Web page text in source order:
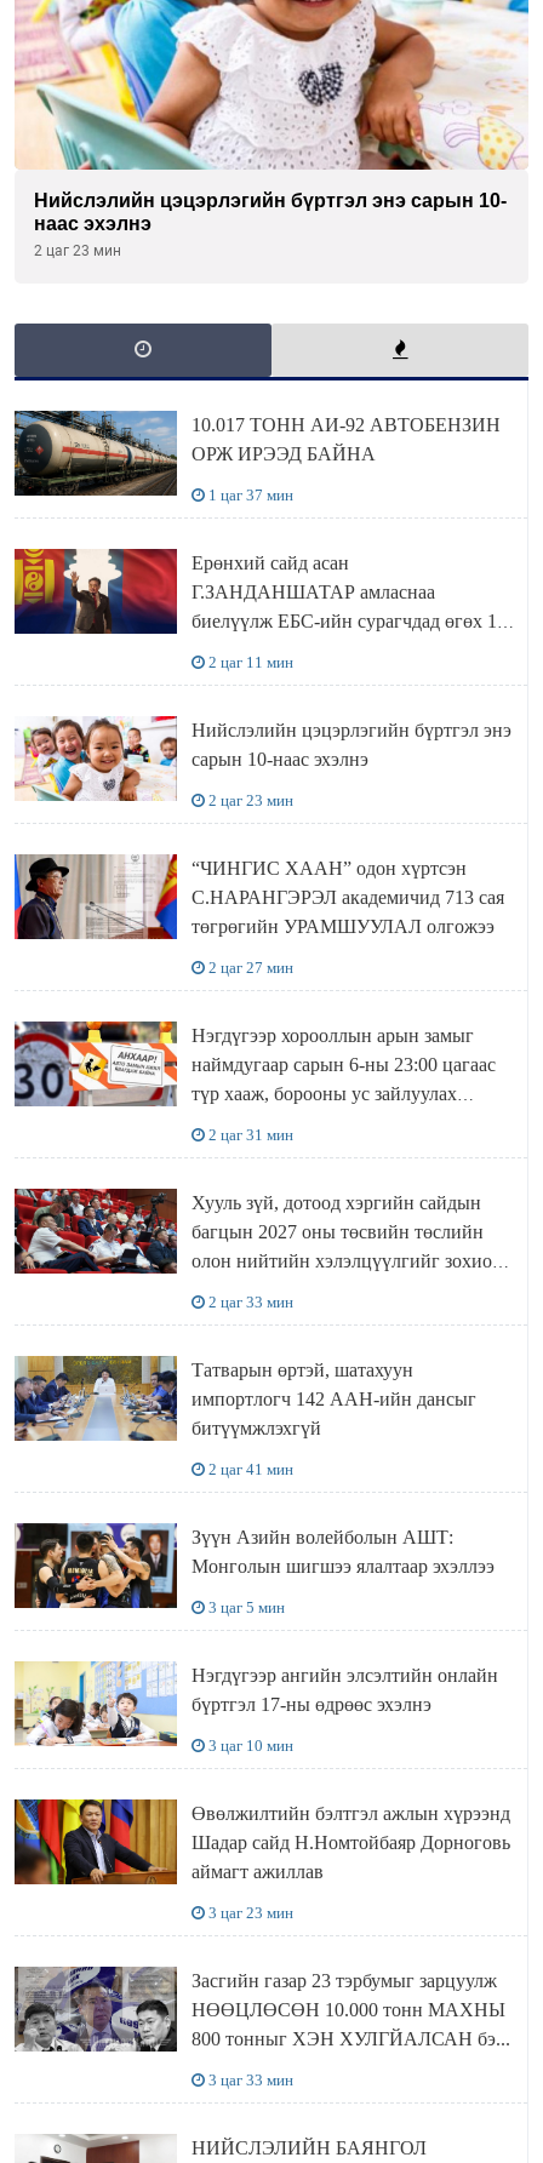
Нийслэлийн цэцэрлэгийн бүртгэл энэ сарын 10-
наас эхэлнэ
2 цаг 23 мин
10.017 ТОНН АИ-92 АВТОБЕНЗИН
ОРЖ ИРЭЭД БАЙНА
1 цаг 37 мин
Ерөнхий сайд асан
Г.ЗАНДАНШАТАР амласнаа
биелүүлж ЕБС-ийн сурагчдад өгөх 10.
2 цаг 11 мин
Нийслэлийн цэцэрлэгийн бүртгэл энэ
сарын 10-наас эхэлнэ
2 цаг 23 мин
“ЧИНГИС ХААН” одон хүртсэн
С.НАРАНГЭРЭЛ академичид 713 сая
төгрөгийн УРАМШУУЛАЛ олгожээ
2 цаг 27 мин
Нэгдүгээр хорооллын арын замыг
наймдугаар сарын 6-ны 23:00 цагаас
түр хааж, борооны ус зайлуулах
2 цаг 31 мин
Хууль зүй, дотоод хэргийн сайдын
багцын 2027 оны төсвийн төслийн
олон нийтийн хэлэлцүүлгийг зохион
2 цаг 33 мин
Татварын өртэй, шатахуун
импортлогч 142 ААН-ийн дансыг
битүүмжлэхгүй
2 цаг 41 мин
Зүүн Азийн волейболын АШТ:
Монголын шигшээ ялалтаар эхэллээ
3 цаг 5 мин
Нэгдүгээр ангийн элсэлтийн онлайн
бүртгэл 17-ны өдрөөс эхэлнэ
3 цаг 10 мин
Өвөлжилтийн бэлтгэл ажлын хүрээнд
Шадар сайд Н.Номтойбаяр Дорноговь
аймагт ажиллав
3 цаг 23 мин
Засгийн газар 23 тэрбумыг зарцуулж
НӨӨЦЛӨСӨН 10.000 тонн МАХНЫ
800 тонныг ХЭН ХУЛГЙАЛСАН бэ...
3 цаг 33 мин
НИЙСЛЭЛИЙН БАЯНГОЛ